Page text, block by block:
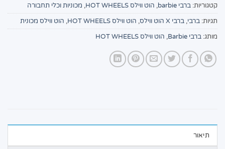
קטגוריות: ברבי barbie , הוט ווילס HOT WHEELS , מכוניות וכלי תחבורה
תגיות: ברבי, ברבי X הוט ווילס , הוט ווילס HOT WHEELS , הוט ווילס מכונית
מותג: ברבי Barbie , הוט ווילס HOT WHEELS
תיאור